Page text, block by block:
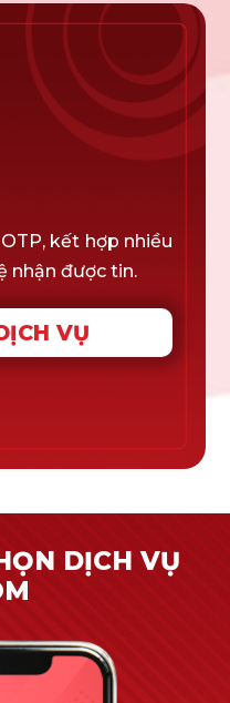
kết hợp nhiều
nhận được tin.
VỤ
DỊCH VỤ